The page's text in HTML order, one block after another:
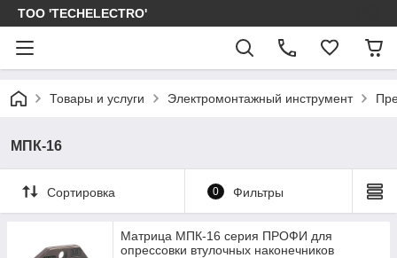
ТОО 'TECHELECTRO'
Товары и услуги Электромонтажный инструмент
МПК-16
Сортировка 0 Фильтры
Матрица МПК-16 серия ПРОФИ для
опрессовки втулочных наконечников